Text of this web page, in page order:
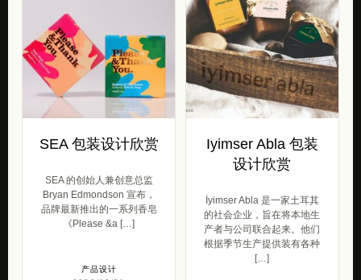
SEA 包装设计欣赏
SEA 的创始人兼创意总监
Bryan Edmondson 宣布，
品牌最新推出的一系列香皂
《Please &a […]
产品设计
Iyimser Abla 包装
设计欣赏
İyimser Abla 是一家土耳其
的社会企业，旨在将本地生
产者与公司联合起来。他们
根据季节生产提供装有各种
[…]